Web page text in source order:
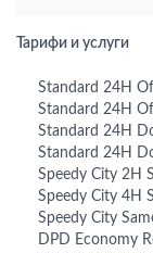
Тарифи и услуги
Standard 24H
Standard 24H
Standard 24H
Standard 24H
Speedy City 2H
Speedy City 4H
Speedy City
DPD Economy